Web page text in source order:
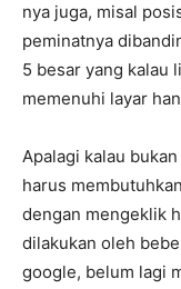
nya juga, misal
peminatnya
5 besar yang kalau
memenuhi layar
Apalagi kalau
harus
dengan mengeklik
dilakukan oleh
google, belum lagi